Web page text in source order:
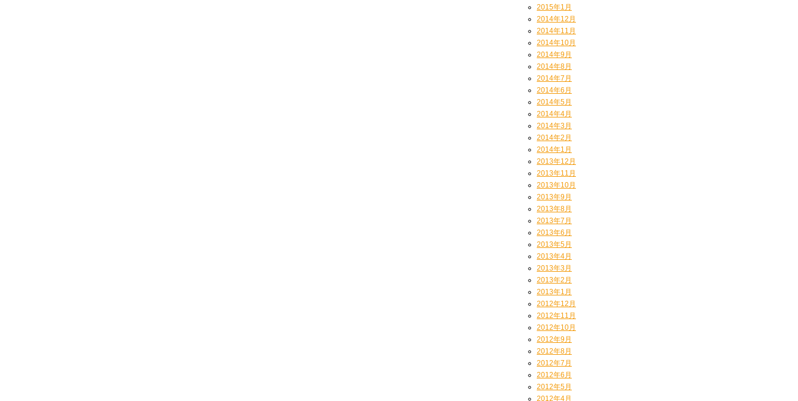
2015年1月
2014年12月
2014年11月
2014年10月
2014年9月
2014年8月
2014年7月
2014年6月
2014年5月
2014年4月
2014年3月
2014年2月
2014年1月
2013年12月
2013年11月
2013年10月
2013年9月
2013年8月
2013年7月
2013年6月
2013年5月
2013年4月
2013年3月
2013年2月
2013年1月
2012年12月
2012年11月
2012年10月
2012年9月
2012年8月
2012年7月
2012年6月
2012年5月
2012年4月